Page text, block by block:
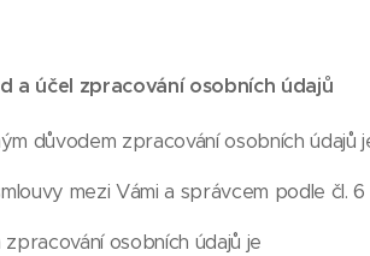
a účel zpracování osobních údajů
důvodem zpracování osobních údajů
mezi Vámi a správcem podle čl. 6
zpracování osobních údajů je